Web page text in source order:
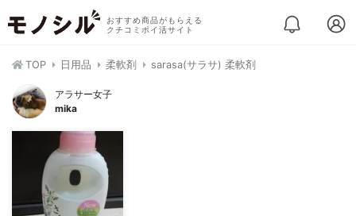
おすすめ商品がもらえる
クチコミポイ活サイト
TOP 日用品 柔軟剤 sarasa(サラサ) 柔軟剤
アラサー女子
mika